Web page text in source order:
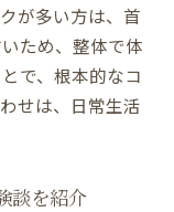
が多い方は、首
ため、整体で体
で、根本的なコ
せは、日常生活
談を紹介